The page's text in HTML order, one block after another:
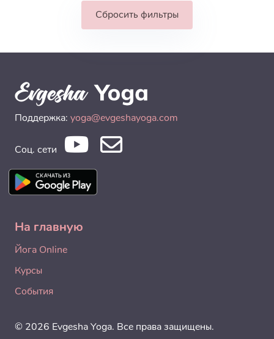
Сбросить фильтры
Поддержка: yoga@evgeshayoga.com
Соц. сети
На главную
Йога Online
Курсы
События
© 2026 Evgesha Yoga. Все права защищены.